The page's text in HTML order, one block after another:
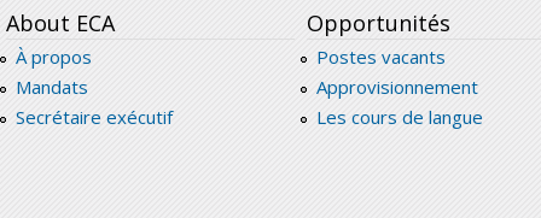
About ECA
À propos
Mandats
Secrétaire exécutif
Opportunités
Postes vacants
Approvisionnement
Les cours de langue